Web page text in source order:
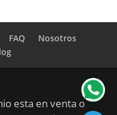
FAQ
Nosotros
esta en venta o